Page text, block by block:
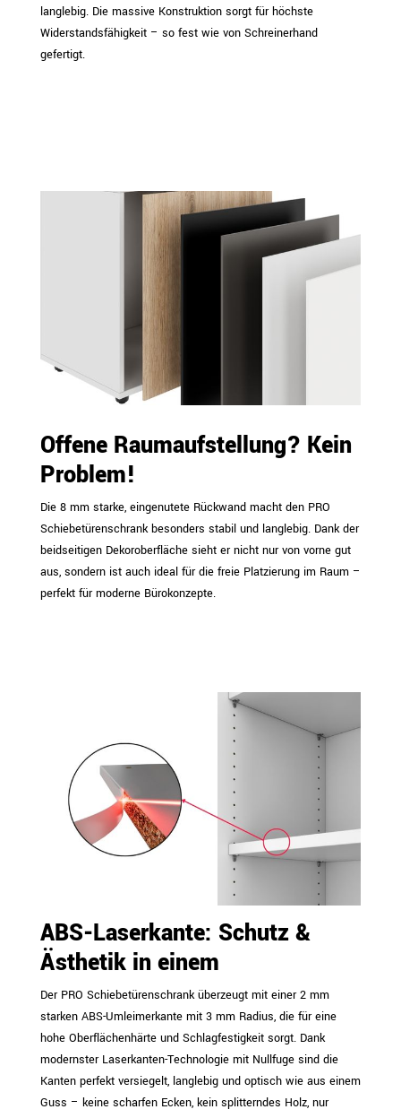
langlebig. Die massive Konstruktion sorgt für höchste
Widerstandsfähigkeit – so fest wie von Schreinerhand
gefertigt.
Offene Raumaufstellung? Kein
Problem!
Die 8 mm starke, eingenutete Rückwand macht den PRO
Schiebetürenschrank besonders stabil und langlebig. Dank der
beidseitigen Dekoroberfläche sieht er nicht nur von vorne gut
aus, sondern ist auch ideal für die freie Platzierung im Raum –
perfekt für moderne Bürokonzepte.
ABS-Laserkante: Schutz &
Ästhetik in einem
Der PRO Schiebetürenschrank überzeugt mit einer 2 mm
starken ABS-Umleimerkante mit 3 mm Radius, die für eine
hohe Oberflächenhärte und Schlagfestigkeit sorgt. Dank
modernster Laserkanten-Technologie mit Nullfuge sind die
Kanten perfekt versiegelt, langlebig und optisch wie aus einem
Guss – keine scharfen Ecken, kein splitterndes Holz, nur